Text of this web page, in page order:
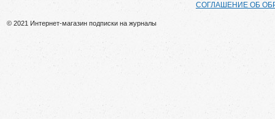
СОГЛАШЕНИЕ ОБ
© 2021 Интернет-магазин подписки на журналы